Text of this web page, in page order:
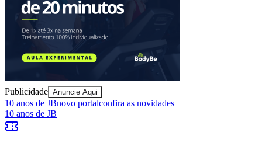
Publicidade Anuncie Aqui
10 anos de JBnovo portalconfira as novidades
10 anos de JB